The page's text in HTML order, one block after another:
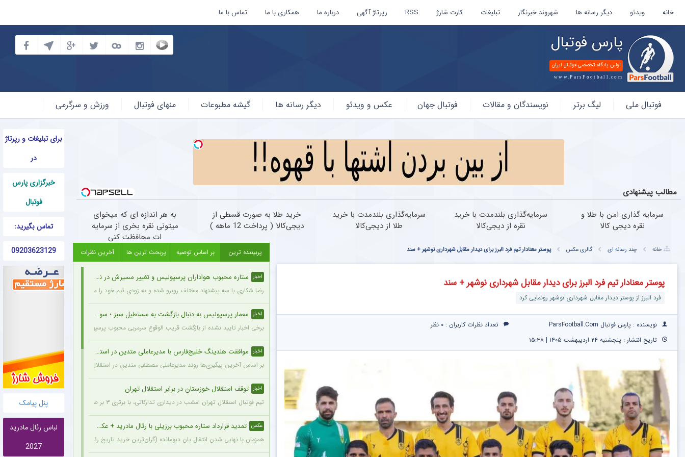
خانه ویدئو دیگر رسانه ها شهروند خبرنگار تبلیغات کارت شارژ RSS رپرتاژ آگهی درباره ما همکاری با ما تماس با ما
پارس فوتبال
اولین پایگاه تخصصی فوتبال ایران
www.ParsFootball.com
فوتبال
فوتبال ملی لیگ برتر نویسندگان و مقالات فوتبال جهان عکس و ویدئو دیگر رسانه ها گیشه مطبوعات منهای فوتبال ورزش و سرگرمی
برای تبلیغات و رپرتاژ
در
خبرگزاری پارس
فوتبال
تماس بگیرید:
09203623129
پنل پیامک
لباس رئال مادرید
2027
مطالب پیشنهادی
سرمایه گذاری امن با طلا و
نقره دیجی کالا
سرمایه‌گذاری بلندمدت با خرید
نقره از دیجی‌کالا
سرمایه‌گذاری بلندمدت با خرید
طلا از دیجی‌کالا
خرید طلا به صورت قسطی از
دیجی‌کالا ( پرداخت 12 ماهه )
به هر اندازه ای که میخوای
میتونی نقره بخری از سرمایه
ات محافظت کنی
خانه چند رسانه ای گالری عکس پوستر معنادار تیم فرد البرز برای دیدار مقابل شهرداری نوشهر + سند
پوستر معنادار تیم فرد البرز برای دیدار مقابل شهرداری نوشهر + سند
فرد البرز از پوستر دیدار مقابل شهرداری نوشهر رونمایی کرد
نویسنده : پارس فوتبال ParsFootball.Com تعداد نظرات کاربران : ۰ نظر
تاریخ انتشار : پنجشنبه ۲۴ اردیبهشت ۱۴۰۵ | ۱۵:۳۸
پربیننده ترین بر اساس توصیه پربحث ترین ها آخرین نظرات
اخبار ستاره محبوب هواداران پرسپولیس و تغییر مسیرش در نقل‌وانتقالات
رضا شکاری با سه پیشنهاد مختلف روبرو شده و به زودی تیم خود را معرفی خواهد کرد.
اخبار معمار پرسپولیس به دنبال بازگشت به مستطیل سبز ؛ سورپرایز بزرگ در راه است ؟ + جزئیات
برخی اخبار تایید نشده از بازگشت قریب الوقوع سرمربی محبوب پرسپولیسی‌ها به دنیای فوتبال خبر می‌دهد.
اخبار موافقت هلدینگ خلیج‌فارس با مدیرعاملی متدین در استقلال
بر اساس آخرین پیگیری‌ها روند مدیرعاملی مصطفی متدین در استقلال به طور کامل طی شده و هلدینگ
اخبار توقف استقلال خوزستان در برابر استقلال تهران
تیم فوتبال استقلال تهران امشب در دیداری تدارکاتی، با برتری ۳ بر صفر برابر استقلال خوزستان، با دبل سعید سحرخیزان و گل یاسر آسانی پیروز شد.
عکس تمدید قرارداد ستاره محبوب برزیلی با رئال مادرید + عکس
همزمان با نهایی شدن انتقال یان دیومانده (گران‌ترین خرید تاریخ رئال مادرید)، تمدید قرارداد وینیسیوس جونیور تا ۲۰۳۲